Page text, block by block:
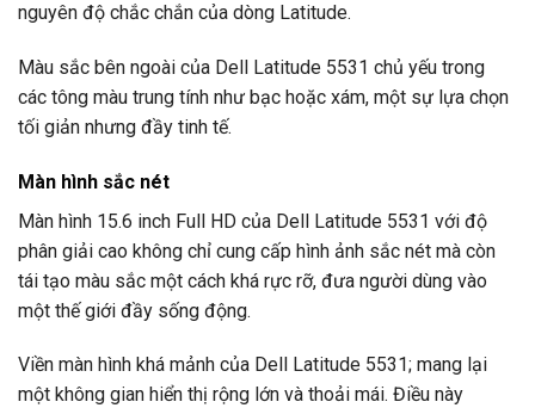
nguyên độ chắc chắn của dòng Latitude.
Màu sắc bên ngoài của Dell Latitude 5531 chủ yếu trong
các tông màu trung tính như bạc hoặc xám, một sự lựa chọn
tối giản nhưng đầy tinh tế.
Màn hình sắc nét
Màn hình 15.6 inch Full HD của Dell Latitude 5531 với độ
phân giải cao không chỉ cung cấp hình ảnh sắc nét mà còn
tái tạo màu sắc một cách khá rực rỡ, đưa người dùng vào
một thế giới đầy sống động.
Viền màn hình khá mảnh của Dell Latitude 5531; mang lại
một không gian hiển thị rộng lớn và thoải mái. Điều này